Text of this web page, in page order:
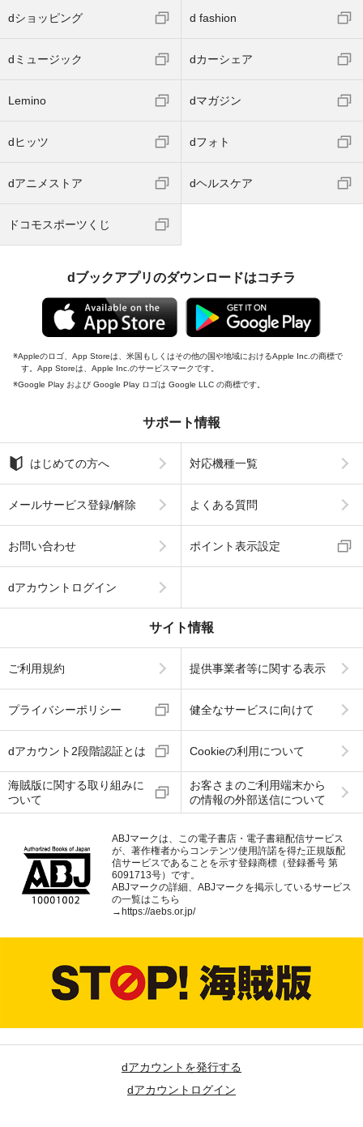
dショッピング d fashion
dミュージック dカーシェア
Lemino dマガジン
dヒッツ dフォト
dアニメストア dヘルスケア
ドコモスポーツくじ
dブックアプリのダウンロードはコチラ
Appleのロゴ、App Storeは、米国もしくはその他の国や地域におけるApple Inc.の商標で
す。App Storeは、Apple Inc.のサービスマークです。
Google Play および Google Play ロゴは Google LLC の商標です。
サポート情報
はじめての方へ 対応機種一覧
メールサービス登録/解除 よくある質問
お問い合わせ ポイント表示設定
dアカウントログイン
サイト情報
ご利用規約 提供事業者等に関する表示
プライバシーポリシー 健全なサービスに向けて
dアカウント2段階認証とは Cookieの利用について
海賊版に関する取り組みに
ついて
お客さまのご利用端末から
の情報の外部送信について
ABJマークは、この電子書店・電子書籍配信サービス
が、著作権者からコンテンツ使用許諾を得た正規版配
信サービスであることを示す登録商標（登録番号 第
6091713号）です。
ABJマークの詳細、ABJマークを掲示しているサービス
の一覧はこちら
→ https://aebs.or.jp/
dアカウントを発行する
dアカウントログイン